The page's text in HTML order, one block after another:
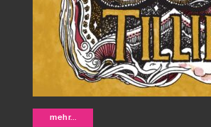
Charity and Sylvia -
mehr...